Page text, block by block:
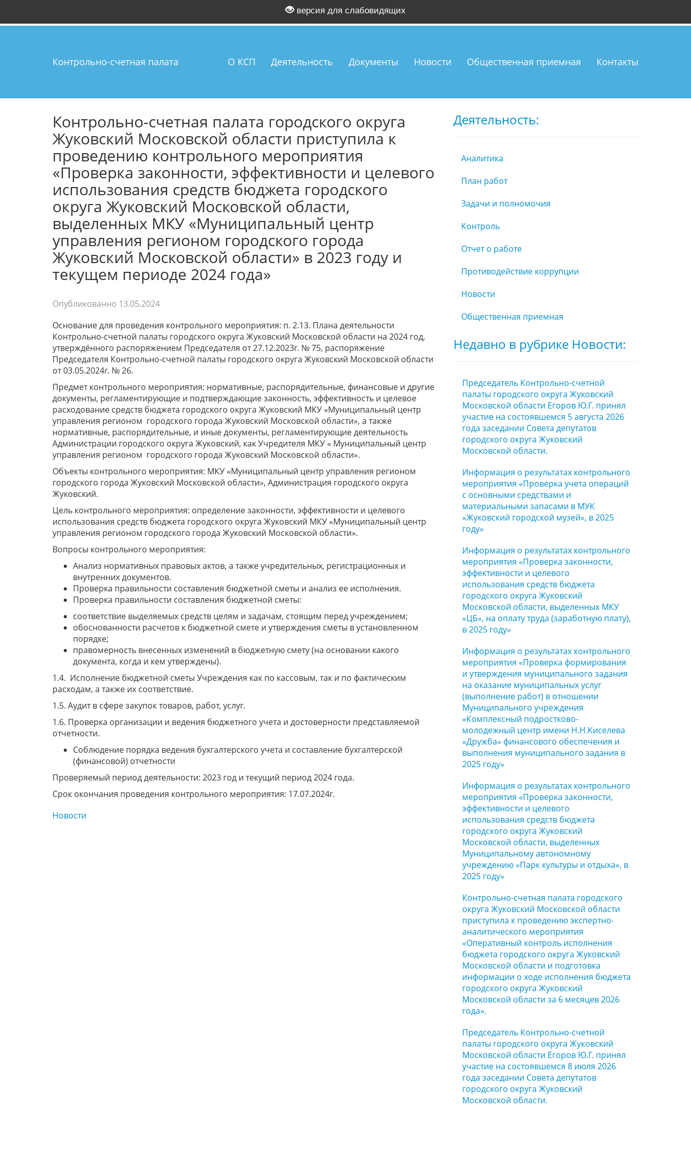
версия для слабовидящих
Контрольно-счетная палата О КСП Деятельность Документы Новости Общественная приемная Контакты
Контрольно-счетная палата городского округа
Жуковский Московской области приступила к
проведению контрольного мероприятия
«Проверка законности, эффективности и целевого
использования средств бюджета городского
округа Жуковский Московской области,
выделенных МКУ «Муниципальный центр
управления регионом городского города
Жуковский Московской области» в 2023 году и
текущем периоде 2024 года»
Опубликованно 13.05.2024
Основание для проведения контрольного мероприятия: п. 2.13. Плана деятельности
Контрольно-счетной палаты городского округа Жуковский Московской области на 2024 год,
утверждённого распоряжением Председателя от 27.12.2023г. № 75, распоряжение
Председателя Контрольно-счетной палаты городского округа Жуковский Московской области
от 03.05.2024г. № 26.
Предмет контрольного мероприятия: нормативные, распорядительные, финансовые и другие
документы, регламентирующие и подтверждающие законность, эффективность и целевое
расходование средств бюджета городского округа Жуковский МКУ «Муниципальный центр
управления регионом городского города Жуковский Московской области», а также
нормативные, распорядительные, и иные документы, регламентирующие деятельность
Администрации городского округа Жуковский, как Учредителя МКУ « Муниципальный центр
управления регионом городского города Жуковский Московской области».
Объекты контрольного мероприятия: МКУ «Муниципальный центр управления регионом
городского города Жуковский Московской области», Администрация городского округа
Жуковский.
Цель контрольного мероприятия: определение законности, эффективности и целевого
использования средств бюджета городского округа Жуковский МКУ «Муниципальный центр
управления регионом городского города Жуковский Московской области».
Вопросы контрольного мероприятия:
Анализ нормативных правовых актов, а также учредительных, регистрационных и
внутренних документов.
Проверка правильности составления бюджетной сметы и анализ ее исполнения.
Проверка правильности составления бюджетной сметы:
соответствие выделяемых средств целям и задачам, стоящим перед учреждением;
обоснованности расчетов к бюджетной смете и утверждения сметы в установленном
порядке;
правомерность внесенных изменений в бюджетную смету (на основании какого
документа, когда и кем утверждены).
1.4. Исполнение бюджетной сметы Учреждения как по кассовым, так и по фактическим
расходам, а также их соответствие.
1.5. Аудит в сфере закупок товаров, работ, услуг.
1.6. Проверка организации и ведения бюджетного учета и достоверности представляемой
отчетности.
Соблюдение порядка ведения бухгалтерского учета и составление бухгалтерской
(финансовой) отчетности
Проверяемый период деятельности: 2023 год и текущий период 2024 года.
Срок окончания проведения контрольного мероприятия: 17.07.2024г.
Новости
Деятельность:
Аналитика
План работ
Задачи и полномочия
Контроль
Отчет о работе
Противодействие коррупции
Новости
Общественная приемная
Недавно в рубрике Новости:
Председатель Контрольно-счетной
палаты городского округа Жуковский
Московской области Егоров Ю.Г. принял
участие на состоявшемся 5 августа 2026
года заседании Совета депутатов
городского округа Жуковский
Московской области.
Информация о результатах контрольного
мероприятия «Проверка учета операций
с основными средствами и
материальными запасами в МУК
«Жуковский городской музей», в 2025
году»
Информация о результатах контрольного
мероприятия «Проверка законности,
эффективности и целевого
использования средств бюджета
городского округа Жуковский
Московской области, выделенных МКУ
«ЦБ», на оплату труда (заработную плату),
в 2025 году»
Информация о результатах контрольного
мероприятия «Проверка формирования
и утверждения муниципального задания
на оказание муниципальных услуг
(выполнение работ) в отношении
Муниципального учреждения
«Комплексный подростково-
молодежный центр имени Н.Н.Киселева
«Дружба» финансового обеспечения и
выполнения муниципального задания в
2025 году»
Информация о результатах контрольного
мероприятия «Проверка законности,
эффективности и целевого
использования средств бюджета
городского округа Жуковский
Московской области, выделенных
Муниципальному автономному
учреждению «Парк культуры и отдыха», в
2025 году»
Контрольно-счетная палата городского
округа Жуковский Московской области
приступила к проведению экспертно-
аналитического мероприятия
«Оперативный контроль исполнения
бюджета городского округа Жуковский
Московской области и подготовка
информации о ходе исполнения бюджета
городского округа Жуковский
Московской области за 6 месяцев 2026
года».
Председатель Контрольно-счетной
палаты городского округа Жуковский
Московской области Егоров Ю.Г. принял
участие на состоявшемся 8 июля 2026
года заседании Совета депутатов
городского округа Жуковский
Московской области.